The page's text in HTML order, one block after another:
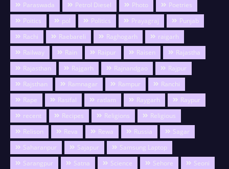
Paraswada
Petrol Diesel Photo
Poetries
Poitics
pol Politics Prayagraj
Punjab
Rachi
Raebareli Raghogarh
raigarh
Railway
Rain Raipur Raisen
Rajastha
Rajasthan
Rajgarh Rajnandgao
Rajpur
Rajsthan
Ramnagar Rampur
Ranchi
Rape
Rasifal ratlam Raygarh
Raypur
recent
Recipes Religions
Religious
Relison
Reva Rewa Russia
Sagar
Saharanpur
Sajapur
Samsung Laptop
Sarangpur
Satna Science Sehore
Seoni